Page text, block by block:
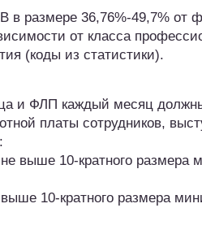
размере 36,76%-49,7% от
от класса
(коды из статистики).
и ФЛП каждый месяц
платы сотрудников,
выше 10-кратного размера
10-кратного размера